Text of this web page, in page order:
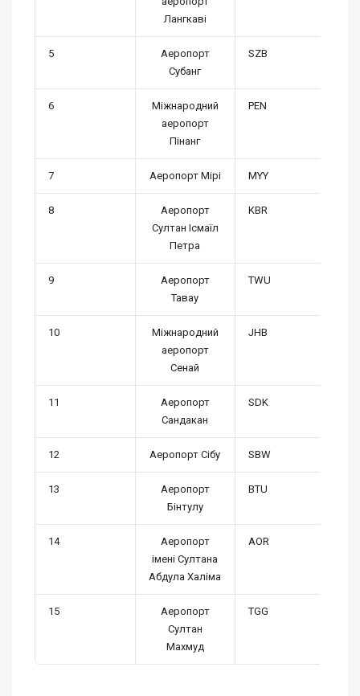
Лангкаві
5
Аеропорт
Субанг
SZB
6
Міжнародний
аеропорт
Пінанг
PEN
7 Аеропорт Мірі MYY
8
Аеропорт
Султан Ісмаїл
Петра
KBR
9
Аеропорт
Тавау
TWU
10
Міжнародний
аеропорт
Сенай
JHB
11
Аеропорт
Сандакан
SDK
12 Аеропорт Сібу SBW
13
Аеропорт
Бінтулу
BTU
14
Аеропорт
імені Султана
Абдула Халіма
AOR
15
Аеропорт
Султан
Махмуд
TGG